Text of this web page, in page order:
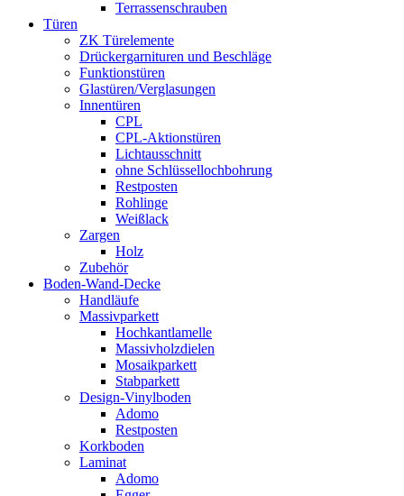
Terrassenschrauben
Türen
ZK Türelemente
Drückergarnituren und Beschläge
Funktionstüren
Glastüren/Verglasungen
Innentüren
CPL
CPL-Aktionstüren
Lichtausschnitt
ohne Schlüssellochbohrung
Restposten
Rohlinge
Weißlack
Zargen
Holz
Zubehör
Boden-Wand-Decke
Handläufe
Massivparkett
Hochkantlamelle
Massivholzdielen
Mosaikparkett
Stabparkett
Design-Vinylboden
Adomo
Restposten
Korkboden
Laminat
Adomo